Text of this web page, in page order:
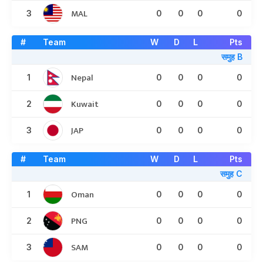
3 MAL 0 0 0 0
# Team W D L
Pts
समुह B
1 Nepal 0 0 0 0
2 Kuwait 0 0 0 0
3 JAP 0 0 0 0
# Team W D L
Pts
समुह C
1 Oman 0 0 0 0
2 PNG 0 0 0 0
3 SAM 0 0 0 0